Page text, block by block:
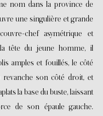
nom dans la province de
une singulière et grande
chef asymétrique et
tête du jeune homme, il
amples et fouillés, le côté
revanche son côté droit, et
la base du buste, laissant
de son épaule gauche.